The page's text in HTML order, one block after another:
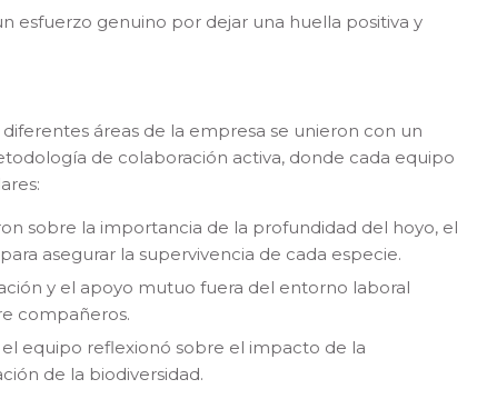
esfuerzo genuino por dejar una huella positiva y
áreas de la empresa se unieron con un
de colaboración activa, donde cada equipo
sobre la importancia de la profundidad del hoyo, el
asegurar la supervivencia de cada especie.
y el apoyo mutuo fuera del entorno laboral
compañeros.
equipo reflexionó sobre el impacto de la
de la biodiversidad.